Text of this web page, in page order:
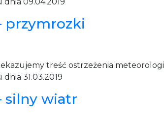
przymrozki
treść ostrzeżenia
31.03.2019
silny wiatr